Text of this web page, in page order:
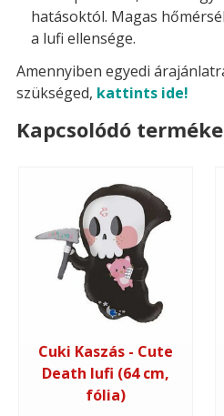
hatásoktól. Magas
a lufi ellensége.
Amennyiben egyedi
szükséged, kattints ide!
Kapcsolódó
Cuki Kaszás - Cute
Death lufi (64 cm,
fólia)